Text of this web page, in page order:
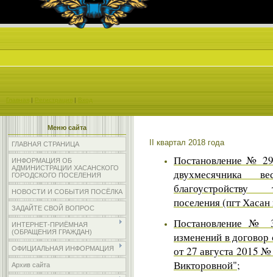
| | Вход
Меню сайта
ГЛАВНАЯ СТРАНИЦА
ИНФОРМАЦИЯ ОБ
АДМИНИСТРАЦИИ ХАСАНСКОГО
ГОРОДСКОГО ПОСЕЛЕНИЯ
НОВОСТИ И СОБЫТИЯ ПОСЁЛКА
ЗАДАЙТЕ СВОЙ ВОПРОС
ИНТЕРНЕТ-ПРИЁМНАЯ
(ОБРАЩЕНИЯ ГРАЖДАН)
ОФИЦИАЛЬНАЯ ИНФОРМАЦИЯ
Архив сайта
II квартал 2018 года
Постановление №
двухмесячника
благоустройству
поселения (пгт
Постановление №
изменений в
от 27 августа 2015
Викторовной";